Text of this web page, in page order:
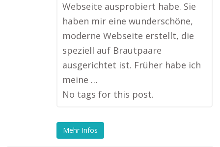
Webseite ausprobiert habe. Sie
haben mir eine wunderschöne,
moderne Webseite erstellt, die
speziell auf Brautpaare
ausgerichtet ist. Früher habe ich
meine …
No tags for this post.
Mehr Infos